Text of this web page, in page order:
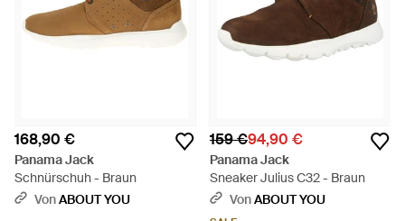
168,90 €
Panama Jack
Schnürschuh - Braun
VonABOUT YOU
159 €94,90 €
Panama Jack
Sneaker Julius C32 - Braun
VonABOUT YOU